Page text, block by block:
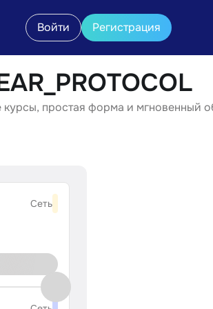
Войти Регистрация
курсы, простая форма и мгновенный
Сеть